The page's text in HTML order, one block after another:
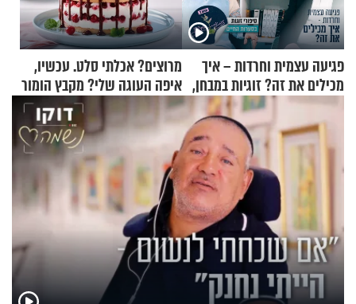
פגיעה עצמית וחרדות – איך
מכילים את זה? זוגיות במבחן,
הפעם עם יהודית ואלתר כהן
מרוצים? אכלתי סלט. עכשיו,
איפה העוגה שלי? מקבץ הומור
כייפי מספר 1